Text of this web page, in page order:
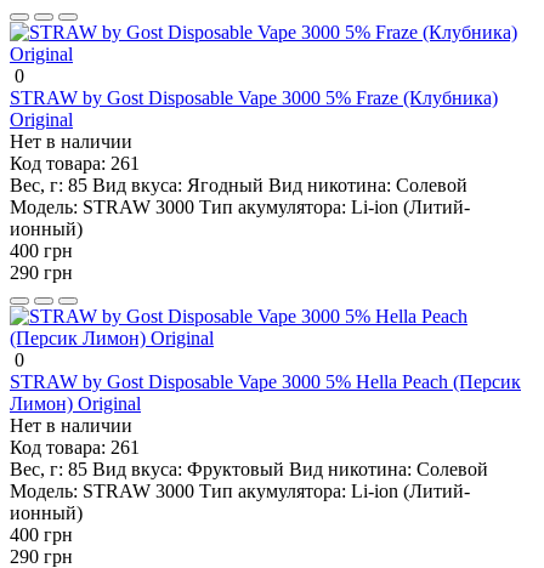
0
STRAW by Gost Disposable Vape 3000 5% Fraze (Клубника)
Original
Нет в наличии
Код товара: 261
Вес, г: 85 Вид вкуса: Ягодный Вид никотина: Солевой
Модель: STRAW 3000 Тип акумулятора: Li-ion (Литий-
ионный)
400 грн
290 грн
0
STRAW by Gost Disposable Vape 3000 5% Hella Peach (Персик
Лимон) Original
Нет в наличии
Код товара: 261
Вес, г: 85 Вид вкуса: Фруктовый Вид никотина: Солевой
Модель: STRAW 3000 Тип акумулятора: Li-ion (Литий-
ионный)
400 грн
290 грн